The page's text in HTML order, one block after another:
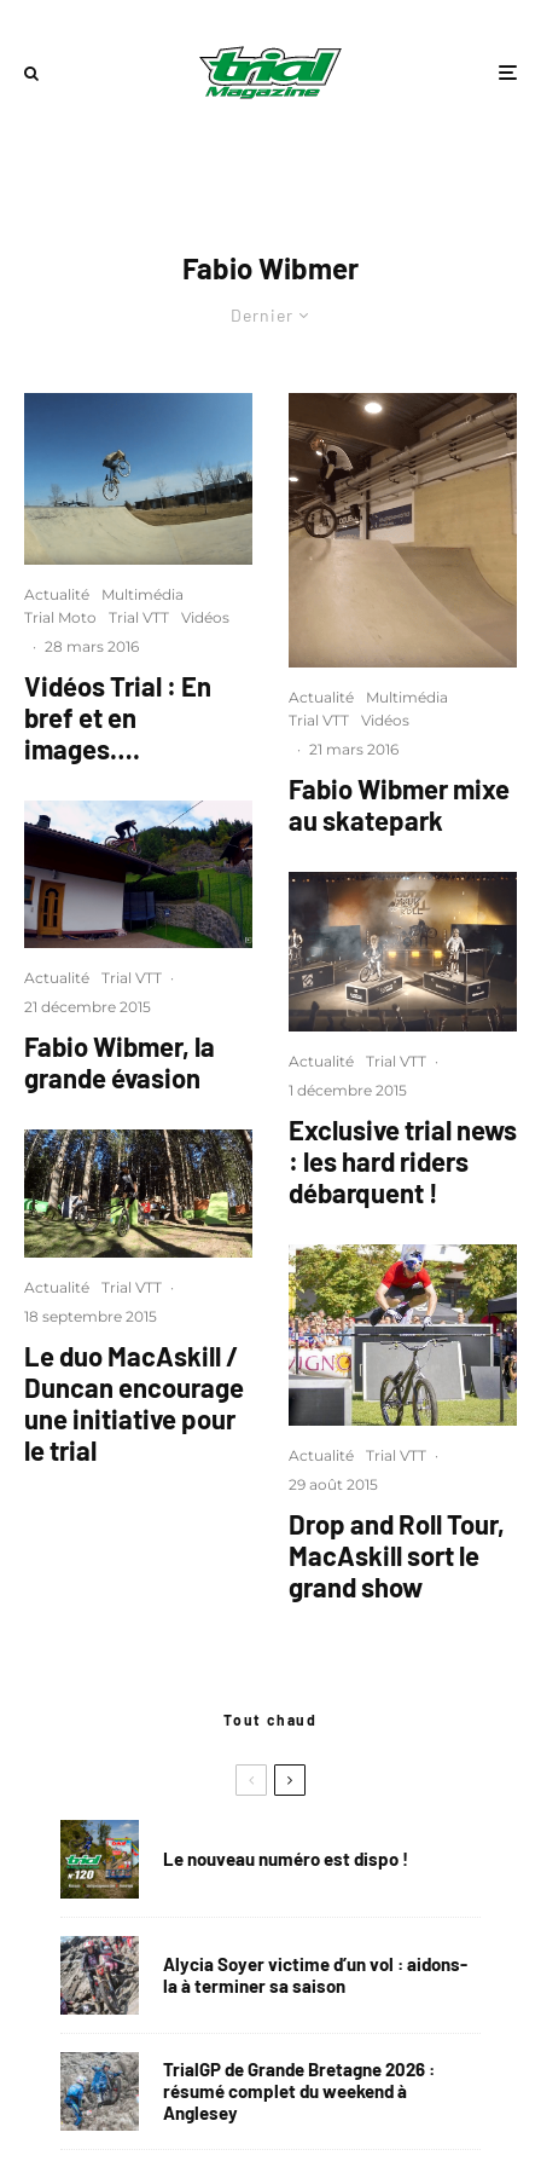
Fabio Wibmer
Dernier
Actualité
Multimédia
Trial Moto
Trial VTT
Vidéos
· 28 mars 2016
Vidéos Trial : En
bref et en
images….
Actualité Trial VTT ·
21 décembre 2015
Fabio Wibmer, la
grande évasion
Actualité Trial VTT ·
18 septembre 2015
Le duo MacAskill /
Duncan encourage
une initiative pour
le trial
Actualité
Multimédia
Trial VTT
Vidéos
· 21 mars 2016
Fabio Wibmer mixe
au skatepark
Actualité Trial VTT ·
1 décembre 2015
Exclusive trial news
: les hard riders
débarquent !
Actualité Trial VTT ·
29 août 2015
Drop and Roll Tour,
MacAskill sort le
grand show
Tout chaud
Le nouveau numéro est dispo !
Alycia Soyer victime d’un vol : aidons-
la à terminer sa saison
TrialGP de Grande Bretagne 2026 :
résumé complet du weekend à
Anglesey